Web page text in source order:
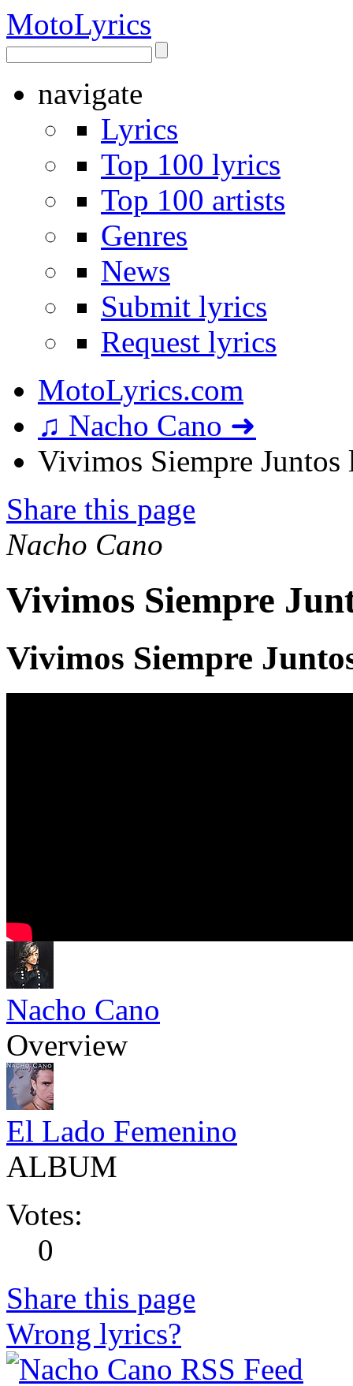
MotoLyrics
navigate
Lyrics
Top 100 lyrics
Top 100 artists
Genres
News
Submit lyrics
Request lyrics
MotoLyrics.com
♫ Nacho Cano ➜
Vivimos Siempre Juntos
Share this page
Nacho Cano
Vivimos Siempre
Vivimos Siempre
Nacho Cano
Overview
El Lado Femenino
ALBUM
Votes:
0
Share this page
Wrong lyrics?